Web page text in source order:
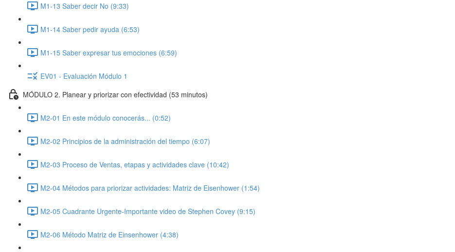
M1-13 Saber decir No (9:33)
M1-14 Saber pedir ayuda (6:53)
M1-15 Saber expresar tus emociones (6:59)
EV01 - Evaluación Módulo 1
MÓDULO 2. Planear y priorizar con efectividad (53 minutos)
M2-01 En este módulo conocerás... (0:52)
M2-02 Principios de la administración del tiempo (6:07)
M2-03 Proceso de Ventas, etapas y actividades clave (10:42)
M2-04 Métodos para priorizar actividades: Matriz de Eisenhower (1:54)
M2-05 Cuadrante Urgente-Importante video de Stephen Covey (9:15)
M2-06 Método Matriz de Einsenhower (4:38)